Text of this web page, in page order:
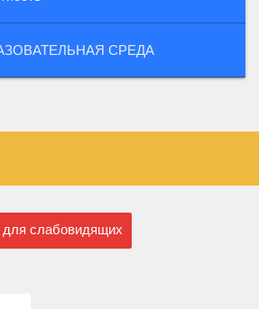
СРЕДА
слабовидящих